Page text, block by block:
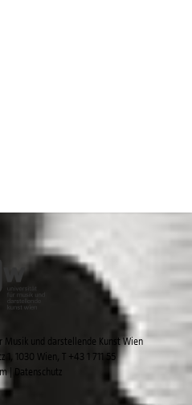
und darstellende Kunst Wien
1, 1030 Wien, T +43 1 711 55
| Datenschutz